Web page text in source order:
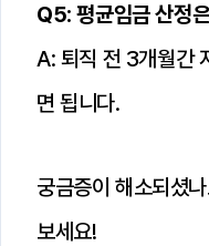
Q5: 평균임금 산정
A: 퇴직 전 3개월간
면 됩니다.
궁금증이 해소되셨
보세요!